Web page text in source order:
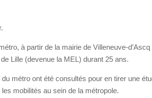
à partir de la mairie de Villeneuve-d’Ascq
Lille (devenue la MEL) durant 25 ans.
métro ont été consultés pour en tirer une
mobilités au sein de la métropole.